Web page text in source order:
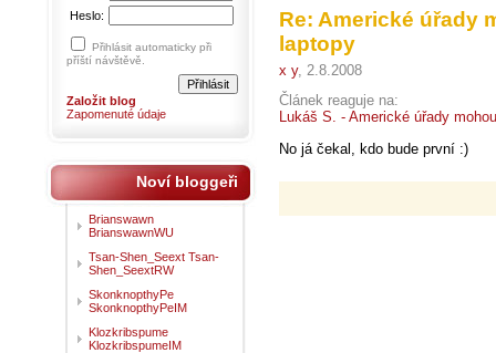
Re: Americké úřady
laptopy
x y, 2.8.2008
Článek reaguje na:
Lukáš S. - Americké úřady
No já čekal, kdo bude první :)
Heslo:
Přihlásit automaticky při
příští návštěvě.
Založit blog
Zapomenuté údaje
Noví bloggeři
Brianswawn
BrianswawnWU
Tsan-Shen_Seext Tsan-
Shen_SeextRW
SkonknopthyPe
SkonknopthyPeIM
Klozkribspume
KlozkribspumeIM